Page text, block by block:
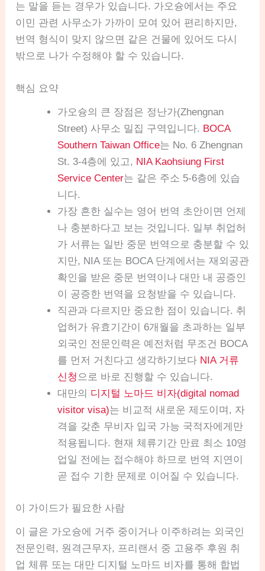
는 말을 듣는 경우가 있습니다. 가오슝에서는 주요
이민 관련 사무소가 가까이 모여 있어 편리하지만,
번역 형식이 맞지 않으면 같은 건물에 있어도 다시
밖으로 나가 수정해야 할 수 있습니다.
핵심 요약
가오슝의 큰 장점은 정난가(Zhengnan
Street) 사무소 밀집 구역입니다. BOCA
Southern Taiwan Office는 No. 6 Zhengnan
St. 3-4층에 있고, NIA Kaohsiung First
Service Center는 같은 주소 5-6층에 있습
니다.
가장 흔한 실수는 영어 번역 초안이면 언제
나 충분하다고 보는 것입니다. 일부 취업허
가 서류는 일반 중문 번역으로 충분할 수 있
지만, NIA 또는 BOCA 단계에서는 재외공관
확인을 받은 중문 번역이나 대만 내 공증인
이 공증한 번역을 요청받을 수 있습니다.
직관과 다르지만 중요한 점이 있습니다. 취
업허가 유효기간이 6개월을 초과하는 일부
외국인 전문인력은 예전처럼 무조건 BOCA
를 먼저 거친다고 생각하기보다 NIA 거류
신청으로 바로 진행할 수 있습니다.
대만의 디지털 노마드 비자(digital nomad
visitor visa)는 비교적 새로운 제도이며, 자
격을 갖춘 무비자 입국 가능 국적자에게만
적용됩니다. 현재 체류기간 만료 최소 10영
업일 전에는 접수해야 하므로 번역 지연이
곧 접수 기한 문제로 이어질 수 있습니다.
이 가이드가 필요한 사람
이 글은 가오슝에 거주 중이거나 이주하려는 외국인
전문인력, 원격근무자, 프리랜서 중 고용주 후원 취
업 체류 또는 대만 디지털 노마드 비자를 통해 합법